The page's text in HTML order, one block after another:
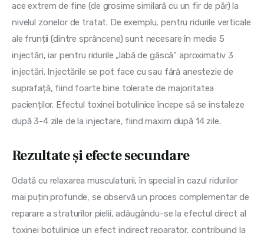
ace extrem de fine (de grosime similară cu un fir de păr) la
nivelul zonelor de tratat. De exemplu, pentru ridurile verticale
ale frunții (dintre sprâncene) sunt necesare în medie 5
injectări, iar pentru ridurile „labă de gâscă” aproximativ 3
injectări. Injectările se pot face cu sau fără anestezie de
suprafață, fiind foarte bine tolerate de majoritatea
pacienților. Efectul toxinei botulinice începe să se instaleze
după 3-4 zile de la injectare, fiind maxim după 14 zile.
Rezultate și efecte secundare
Odată cu relaxarea musculaturii, în special în cazul ridurilor
mai puțin profunde, se observă un proces complementar de
reparare a straturilor pielii, adăugându-se la efectul direct al
toxinei botulinice un efect indirect reparator, contribuind la